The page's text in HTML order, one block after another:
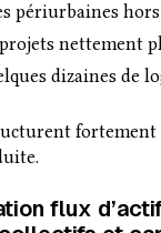
périurbaines
nettement
dizaines de
flux